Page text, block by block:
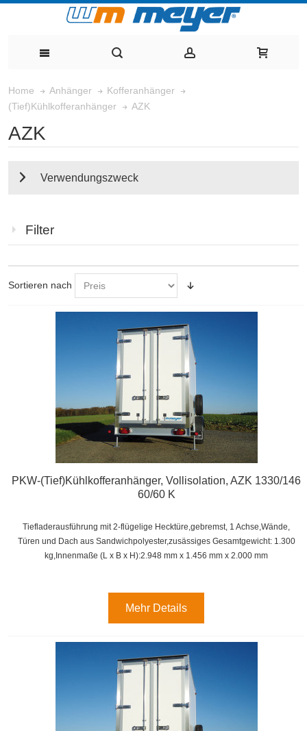
Home Anhänger
Kofferanhänger
(Tief)Kühlkofferanhänger
AZK
AZK
Verwendungszweck
Filter
Sortieren nach
PKW-(Tief)Kühlkofferanhänger, Vollisolation, AZK 1330/146
60/60 K
Tiefladerausführung mit 2-flügelige Hecktüre,gebremst, 1 Achse,Wände,
Türen und Dach aus Sandwichpolyester,zusässiges Gesamtgewicht: 1.300
kg, Innenmaße (L x B x H):2.948 mm x 1.456 mm x 2.000 mm
Mehr Details